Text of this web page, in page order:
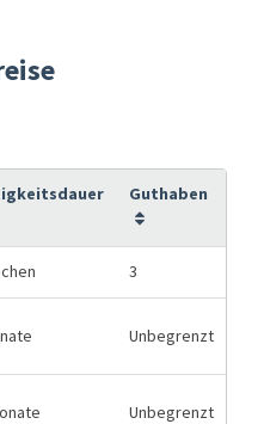
Guthaben
3
Unbegrenzt
Unbegrenzt